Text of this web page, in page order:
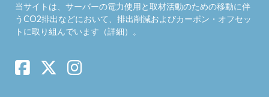
当サイトは、サーバーの電力使用と取材活動のための移動に伴
うCO2排出などにおいて、排出削減およびカーボン・オフセッ
トに取り組んでいます（詳細）。